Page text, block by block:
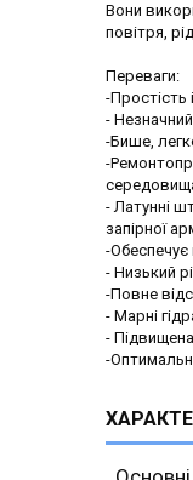
Вони
повітря,
Переваги:
-Простість
-
-Бише,
-
- Латунні
запірної
-Обеспечує
- Низький
-Повне
- Марні
-
-